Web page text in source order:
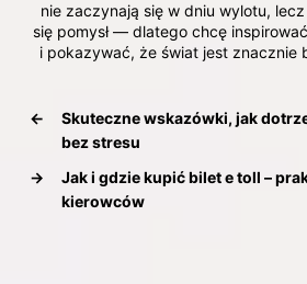
nie zaczynają się w dniu wylotu,
się pomysł — dlatego chcę
i pokazywać, że świat jest znacznie
←
Skuteczne wskazówki, jak
bez stresu
→
Jak i gdzie kupić bilet e toll –
kierowców